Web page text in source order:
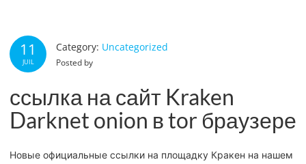
11
JUIL
Category: Uncategorized
Posted by
ссылка на сайт Kraken
Darknet onion в tor браузере
Новые официальные ссылки на площадку Кракен на нашем